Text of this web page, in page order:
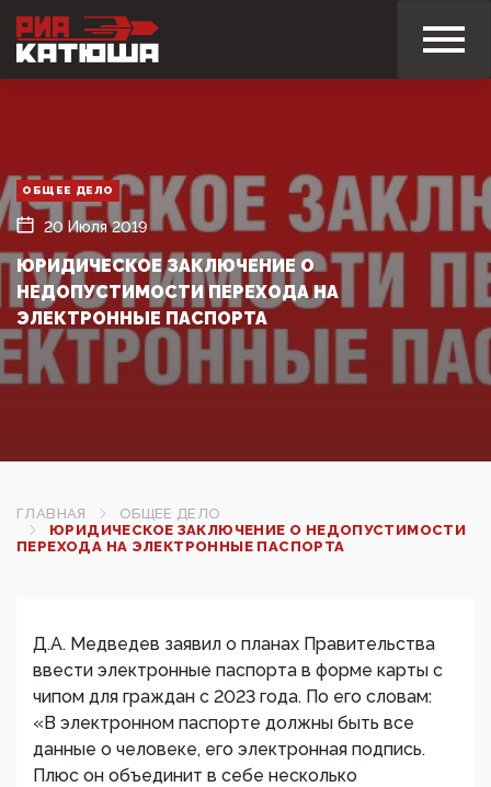
ОБЩЕЕ ДЕЛО
20 Июля 2019
ЮРИДИЧЕСКОЕ ЗАКЛЮЧЕНИЕ О
НЕДОПУСТИМОСТИ ПЕРЕХОДА НА
ЭЛЕКТРОННЫЕ ПАСПОРТА
ГЛАВНАЯ
ОБЩЕЕ ДЕЛО
ЮРИДИЧЕСКОЕ ЗАКЛЮЧЕНИЕ О НЕДОПУСТИМОСТИ
ПЕРЕХОДА НА ЭЛЕКТРОННЫЕ ПАСПОРТА
Д.А. Медведев заявил о планах Правительства
ввести электронные паспорта в форме карты с
чипом для граждан с 2023 года. По его словам:
«В электронном паспорте должны быть все
данные о человеке, его электронная подпись.
Плюс он объединит в себе несколько